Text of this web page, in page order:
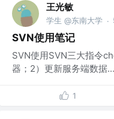
王光敏
学生 @东南大学 ·
SVN使用笔记
SVN使用SVN三大指令
器；2）更新服务端数据...
1